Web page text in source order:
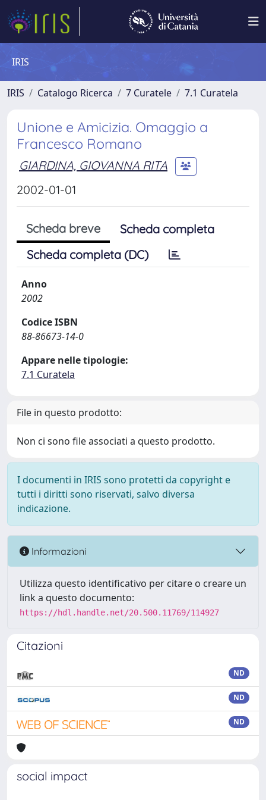
IRIS
IRIS Catalogo Ricerca 7 Curatele 7.1 Curatela
Unione e Amicizia. Omaggio a
Francesco Romano
GIARDINA, GIOVANNA RITA
2002-01-01
Scheda breve
Scheda completa
Scheda completa (DC)
Anno
2002
Codice ISBN
88-86673-14-0
Appare nelle tipologie:
7.1 Curatela
File in questo prodotto:
Non ci sono file associati a questo prodotto.
I documenti in IRIS sono protetti da copyright e
tutti i diritti sono riservati, salvo diversa
indicazione.
Informazioni
Utilizza questo identificativo per citare o creare un
link a questo documento:
https://hdl.handle.net/20.500.11769/114927
Citazioni
ND
ND
ND
social impact